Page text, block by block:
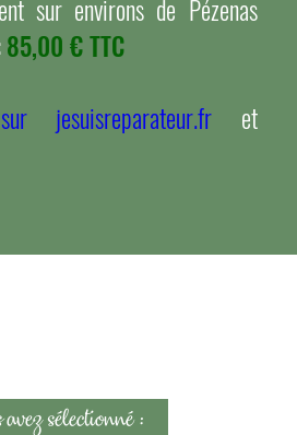
sur environs de Pézenas
85,00 € TTC
jesuisreparateur.fr et
sélectionné :